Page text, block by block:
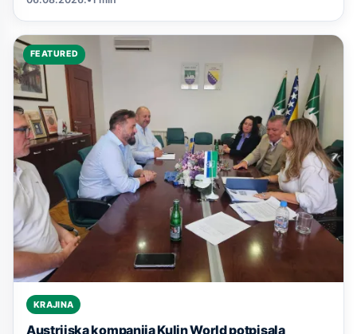
FEATURED
KRAJINA
Austrijska kompanija Kulin World potpisala